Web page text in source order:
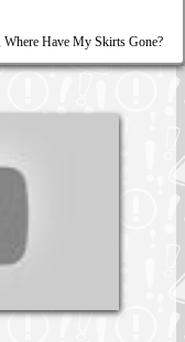
Have My Skirts Gone?